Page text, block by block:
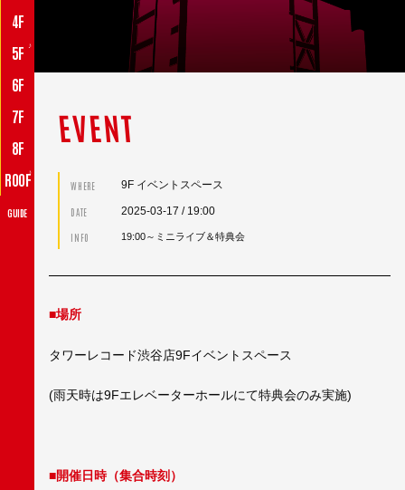
4F
5F
♪
6F
7F
8F
ROOF♪
GUIDE
EVENT
WHERE 9F イベントスペース
DATE 2025-03-17 / 19:00
INFO 19:00～ミニライブ＆特典会
■場所
タワーレコード渋谷店9Fイベントスペース
(雨天時は9Fエレベーターホールにて特典会のみ実施)
■開催日時（集合時刻）